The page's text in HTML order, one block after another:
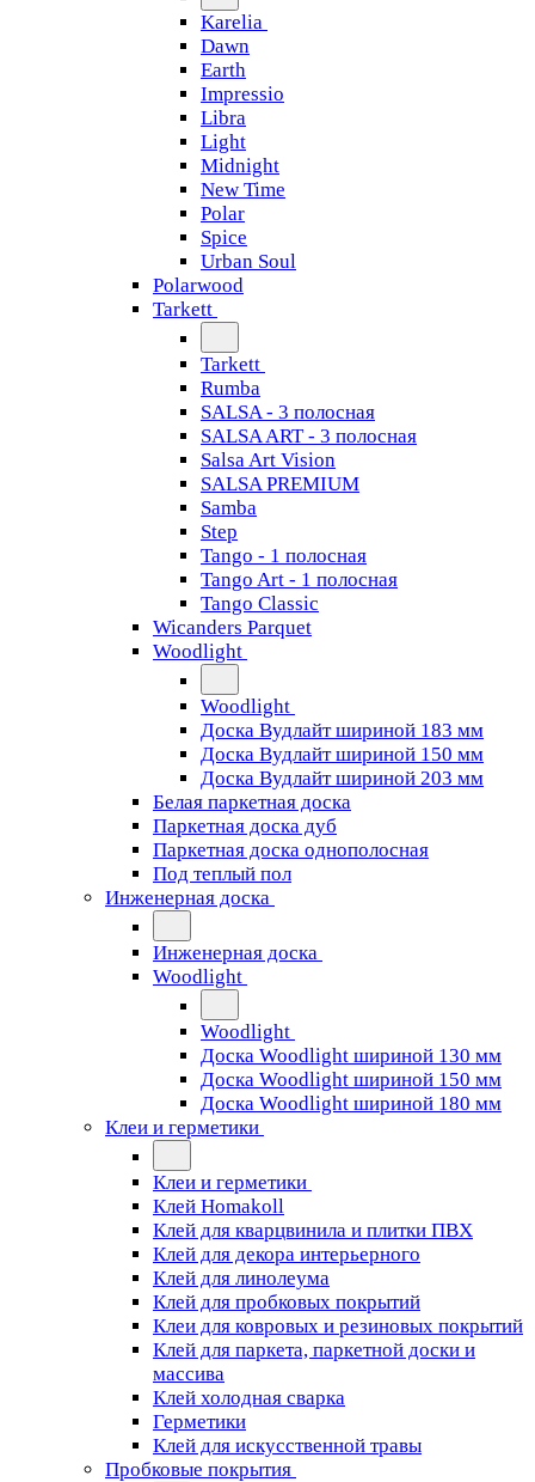
Karelia
Dawn
Earth
Impressio
Libra
Light
Midnight
New Time
Polar
Spice
Urban Soul
Polarwood
Tarkett
Tarkett
Rumba
SALSA - 3 полосная
SALSA ART - 3 полосная
Salsa Art Vision
SALSA PREMIUM
Samba
Step
Tango - 1 полосная
Tango Art - 1 полосная
Tango Classiс
Wicanders Parquet
Woodlight
Woodlight
Доска Вудлайт шириной 183 мм
Доска Вудлайт шириной 150 мм
Доска Вудлайт шириной 203 мм
Белая паркетная доска
Паркетная доска дуб
Паркетная доска однополосная
Под теплый пол
Инженерная доска
Инженерная доска
Woodlight
Woodlight
Доска Woodlight шириной 130 мм
Доска Woodlight шириной 150 мм
Доска Woodlight шириной 180 мм
Клеи и герметики
Клеи и герметики
Клей Homakoll
Клей для кварцвинила и плитки ПВХ
Клей для декора интерьерного
Клей для линолеума
Клей для пробковых покрытий
Клеи для ковровых и резиновых покрытий
Клей для паркета, паркетной доски и
массива
Клей холодная сварка
Герметики
Клей для искусственной травы
Пробковые покрытия